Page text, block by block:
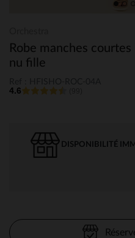
Robe manches
nu fille
4.6
DISPONIBILITÉ